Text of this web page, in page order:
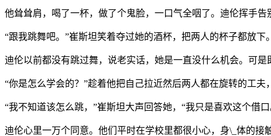
他耸耸肩，喝了一杯，做了个鬼脸，一口气全咽了。迪伦挥手告
“跟我跳舞吧。”崔斯坦笑着夺过她的酒杯，把两人的杯子都放下。
迪伦以前都没有跳过舞，说老实话，她是一直没什么机会。可
“你是怎么学会的？”趁着他把自己拉近然后两人都在旋转的工夫
“我不知道该怎么跳，”崔斯坦大声回答她，“我只是喜欢这个借
迪伦心里一万个同意。他们平时在学校里都很小心，身\_体的